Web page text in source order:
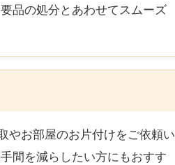
品の処分とあわせてスムーズ
やお部屋のお片付けをご依頼い
間を減らしたい方にもおすす